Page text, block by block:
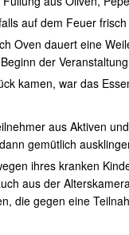
auf dem Feuer
Oven dauert eine
der
kamen, war das
aus Aktiven
gemütlich
ihres kranken
aus der
die gegen eine